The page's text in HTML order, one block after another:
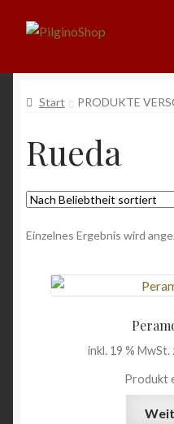
Zur
springen
Zum
springen
Kleidung
Bücher
Andenken
Start PRODUKTE
Rueda
Einzelnes Ergebnis wird
inkl. 19 % MwSt.
Produkt